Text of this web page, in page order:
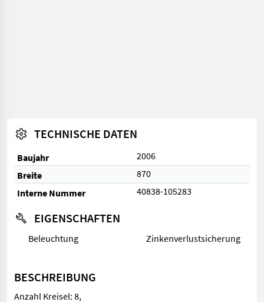
TECHNISCHE DATEN
Baujahr
2006
Breite
870
Interne Nummer
40838-105283
EIGENSCHAFTEN
Beleuchtung Zinkenverlustsicherung
BESCHREIBUNG
Anzahl Kreisel: 8,